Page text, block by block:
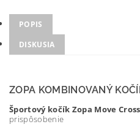
POPIS
DISKUSIA
ZOPA KOMBINOVANÝ
Športový kočík Zopa Move
prispôsobenie